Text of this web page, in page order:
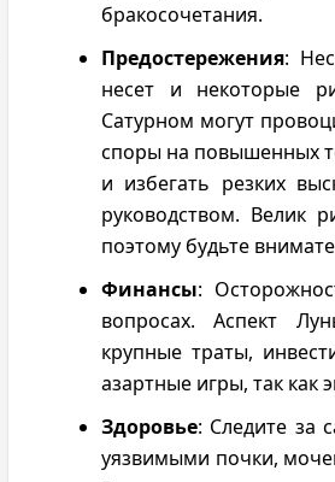
бракосочетания.
Предостережения:
несет и некоторые
Сатурном могут
споры на повышенных
и избегать резких
руководством. Велик
поэтому будьте
Финансы:
вопросах. Аспект
крупные траты,
азартные игры, так как
Здоровье: Следите за
уязвимыми почки,